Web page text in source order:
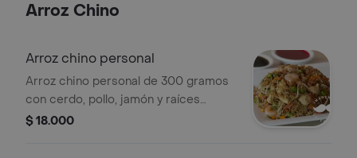
Arroz Chino
Arroz chino personal
Arroz chino personal de 300 gramos
con cerdo, pollo, jamón y raíces
chinas, acompañado de una porción
$ 18.000